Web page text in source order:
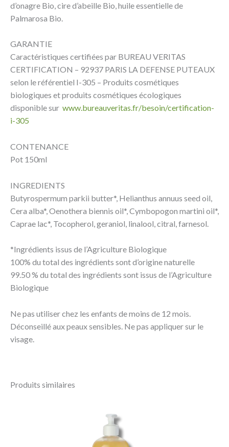
d’onagre Bio, cire d’abeille Bio, huile essentielle de
Palmarosa Bio.
GARANTIE
Caractéristiques certifiées par BUREAU VERITAS
CERTIFICATION – 92937 PARIS LA DEFENSE PUTEAUX
selon le référentiel I-305 – Produits cosmétiques
biologiques et produits cosmétiques écologiques
disponible sur www.bureauveritas.fr/besoin/certification-
i-305
CONTENANCE
Pot 150ml
INGREDIENTS
Butyrospermum parkii butter*, Helianthus annuus seed oil,
Cera alba*, Oenothera biennis oil*, Cymbopogon martini oil*,
Caprae lac*, Tocopherol, geraniol, linalool, citral, farnesol.
*Ingrédients issus de l’Agriculture Biologique
100% du total des ingrédients sont d’origine naturelle
99.50 % du total des ingrédients sont issus de l’Agriculture
Biologique
Ne pas utiliser chez les enfants de moins de 12 mois.
Déconseillé aux peaux sensibles. Ne pas appliquer sur le
visage.
Produits similaires